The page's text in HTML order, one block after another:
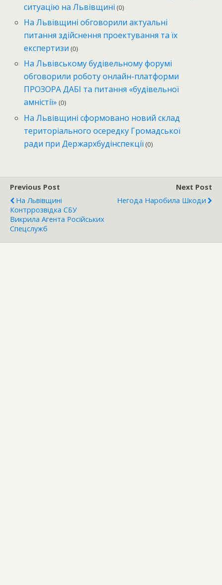
ситуацію на Львівщині (0)
На Львівщині обговорили актуальні
питання здійснення проектування та їх
експертизи (0)
На Львівському будівельному форумі
обговорили роботу онлайн-платформи
ПРОЗОРА ДАБІ та питання «будівельної
амністії» (0)
На Львівщині сформовано новий склад
територіального осередку Громадської
ради при Держархбудінспекції (0)
Previous Post
На Львівщині
Контррозвідка СБУ
Викрила Агента Російських
Спецслужб
Next Post
Негода Наробила Шкоди